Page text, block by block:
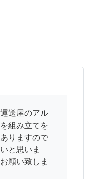
送屋のアル
組み立てを
りますので
と思いま
願い致しま